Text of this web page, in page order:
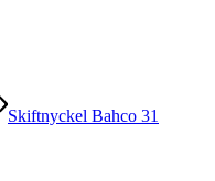
Skiftnyckel Bahco 31